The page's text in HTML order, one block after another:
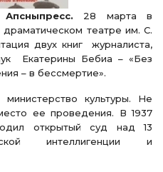
28 марта в
театре им. С.
двух книг журналиста,
Екатерины Бебиа – «Без
– в бессмертие».
культуры. Не
ее проведения. В 1937
открытый суд над 13
интеллигенции и